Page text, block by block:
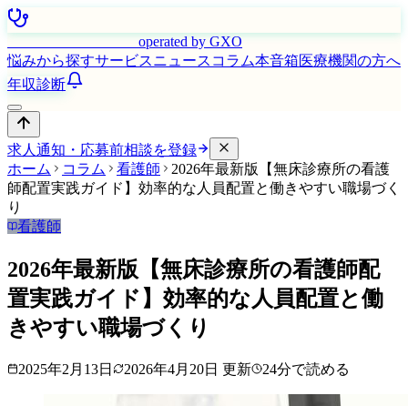
operated by GXO
悩みから探すサービスニュース コラム本音箱医療機関の方へ
年収診断
求人通知・応募前相談を登録
ホーム
コラム 看護師
2026年最新版【無床診療所の看護
師配置実践ガイド】効率的な人員配置と働きやすい職場づく
り
看護師
2026年最新版【無床診療所の看護師配
置実践ガイド】効率的な人員配置と働
きやすい職場づくり
2025年2月13日 2026年4月20日 更新 24分で読める